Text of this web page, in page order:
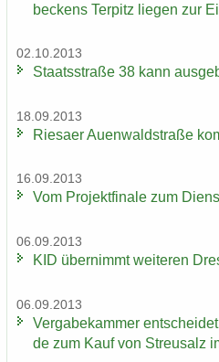
be­ckens Ter­pitz lie­gen zur
02.10.2013
Staats­stra­ße 38 kann
18.09.2013
Rie­sa­er Au­en­wald­stra­ße
16.09.2013
Vom Pro­jekt­fi­na­le zum
06.09.2013
KID über­nimmt wei­te­ren
06.09.2013
Ver­ga­be­kam­mer
de zum Kauf von Streu­salz